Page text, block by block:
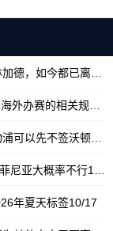
尼亚大概率不行10/17
年夏天标签10/17